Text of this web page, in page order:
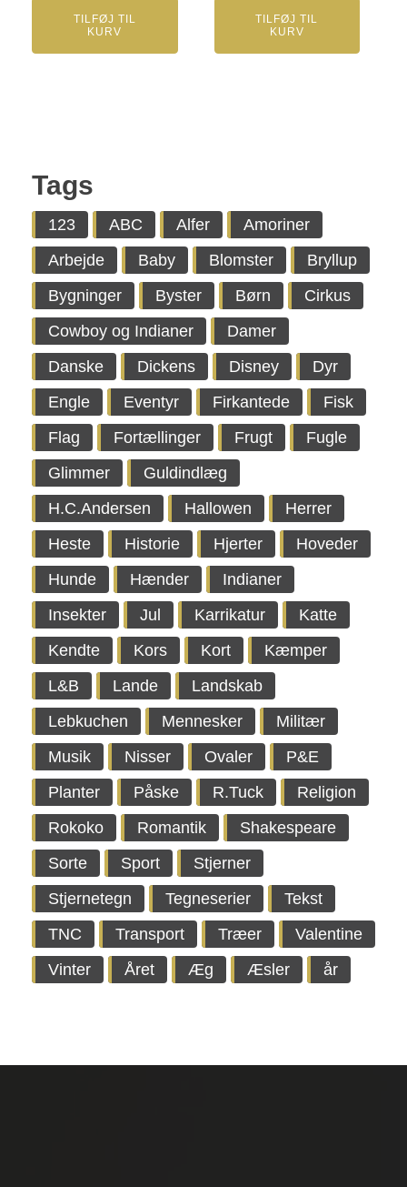
TILFØJ TIL
KURV
TILFØJ TIL
KURV
Tags
123 ABC Alfer
Amoriner
Arbejde
Baby Blomster
Bryllup
Bygninger
Byster Børn
Cirkus
Cowboy og Indianer
Damer
Danske
Dickens Disney
Dyr
Engle
Eventyr Firkantede
Fisk
Flag
Fortællinger Frugt
Fugle
Glimmer
Guldindlæg
H.C.Andersen
Hallowen
Herrer
Heste
Historie Hjerter
Hoveder
Hunde
Hænder
Indianer
Insekter
Jul Karrikatur
Katte
Kendte
Kors Kort
Kæmper
L&B
Lande
Landskab
Lebkuchen
Mennesker
Militær
Musik
Nisser Ovaler
P&E
Planter
Påske R.Tuck
Religion
Rokoko
Romantik
Shakespeare
Sorte
Sport
Stjerner
Stjernetegn
Tegneserier
Tekst
TNC
Transport Træer
Valentine
Vinter
Året Æg Æsler år